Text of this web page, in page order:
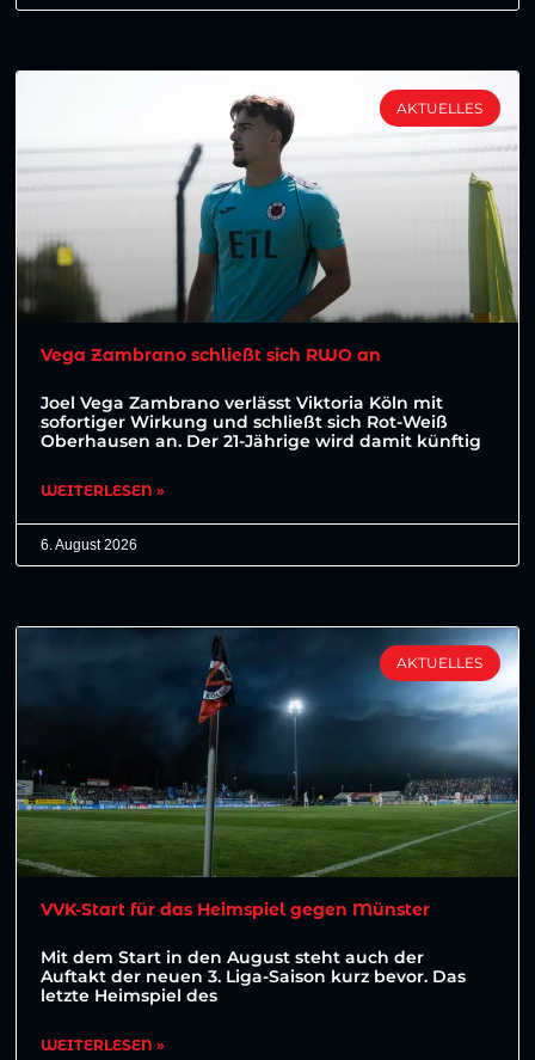
AKTUELLES
Vega Zambrano schließt sich RWO an
Joel Vega Zambrano verlässt Viktoria Köln mit
sofortiger Wirkung und schließt sich Rot-Weiß
Oberhausen an. Der 21-Jährige wird damit künftig
WEITERLESEN »
6. August 2026
AKTUELLES
VVK-Start für das Heimspiel gegen Münster
Mit dem Start in den August steht auch der
Auftakt der neuen 3. Liga-Saison kurz bevor. Das
letzte Heimspiel des
WEITERLESEN »